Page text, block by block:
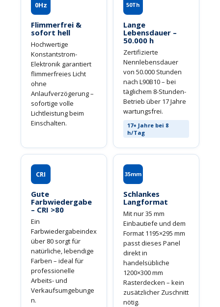
0Hz
Flimmerfrei &
sofort hell
Hochwertige
Konstantstrom-
Elektronik garantiert
flimmerfreies Licht
ohne
Anlaufverzögerung –
sofortige volle
Lichtleistung beim
Einschalten.
50Th
Lange
Lebensdauer –
50.000 h
Zertifizierte
Nennlebensdauer
von 50.000 Stunden
nach L90B10 – bei
täglichem 8-Stunden-
Betrieb über 17 Jahre
wartungsfrei.
17+ Jahre bei 8
h/Tag
CRI
Gute
Farbwiedergabe
– CRI >80
Ein
Farbwiedergabeindex
über 80 sorgt für
natürliche, lebendige
Farben – ideal für
professionelle
Arbeits- und
Verkaufsumgebunge
n.
35mm
Schlankes
Langformat
Mit nur 35 mm
Einbautiefe und dem
Format 1195×295 mm
passt dieses Panel
direkt in
handelsübliche
1200×300 mm
Rasterdecken – kein
zusätzlicher Zuschnitt
nötig.